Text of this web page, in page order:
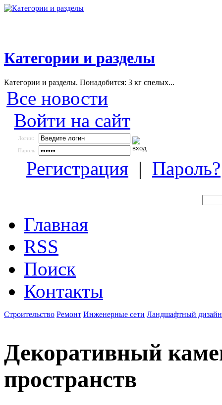
Категории и разделы
Категории и разделы. Понадобится: 3 кг спелых...
Все новости
Войти на сайт
Логин:
Пароль:
Регистрация | Пароль?
Главная
RSS
Поиск
Контакты
Строительство Ремонт Инженерные сети Ландшафтный дизайн
Декоративный
пространств